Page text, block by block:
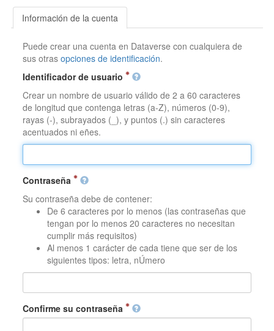
Información de la cuenta
Puede crear una cuenta en Dataverse con cualquiera de
sus otrasopciones de identificación.
Identificador de usuario
Crear un nombre de usuario válido de 2 a 60 caracteres
de longitud que contenga letras (a-Z), números (0-9),
rayas (-), subrayados (_), y puntos (.) sin caracteres
acentuados ni eñes.
Contraseña
Su contraseña debe de contener:
De 6 caracteres por lo menos (las contraseñas que
tengan por lo menos 20 caracteres no necesitan
cumplir más requisitos)
Al menos 1 carácter de cada tiene que ser de los
siguientes tipos: letra, nÚmero
Confirme su contraseña